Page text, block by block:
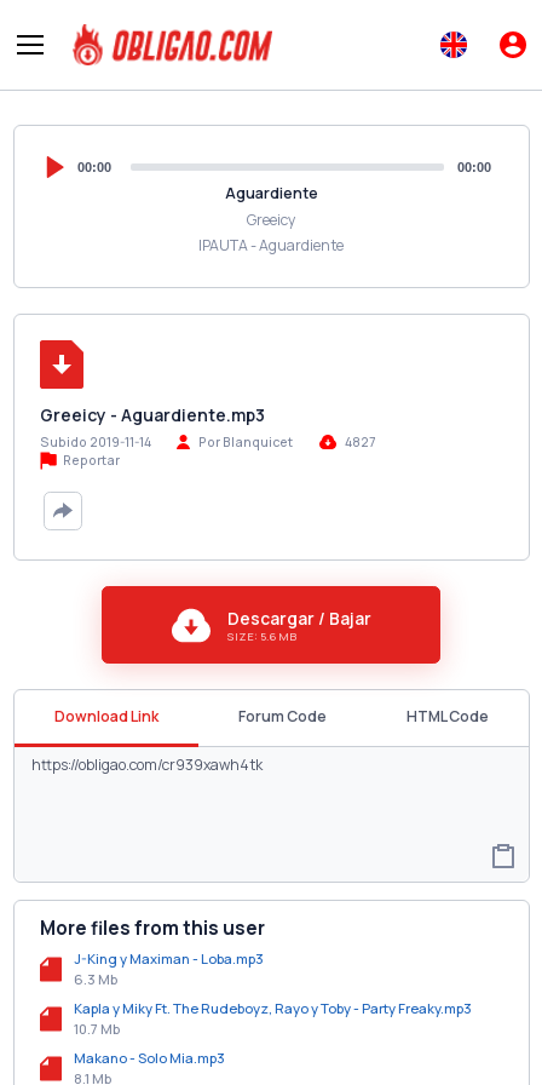
00:00 00:00
Aguardiente
Greeicy
IPAUTA - Aguardiente
Greeicy - Aguardiente.mp3
Subido 2019-11-14 Por Blanquicet
4827
Reportar
Descargar / Bajar
SIZE: 5.6 MB
Download Link Forum Code HTML Code
More files from this user
J-King y Maximan - Loba.mp3
6.3 Mb
Kapla y Miky Ft. The Rudeboyz, Rayo y Toby - Party Freaky.mp3
10.7 Mb
Makano - Solo Mia.mp3
8.1 Mb